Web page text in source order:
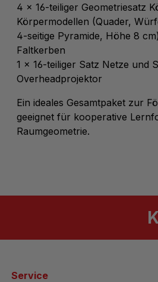
4 × 16-teiliger Geometriesatz
Körpermodellen (Quader,
4-seitige Pyramide, Höhe 8
Faltkerben
1 × 16-teiliger Satz Netze und
Overheadprojektor
Ein ideales Gesamtpaket zur
geeignet für kooperative
Raumgeometrie.
Service